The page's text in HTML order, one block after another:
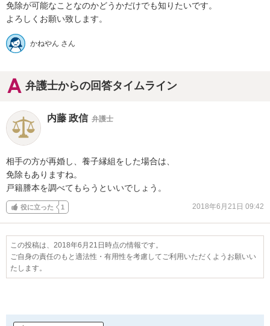
免除が可能なことなのかどうかだけでも知りたいです。
よろしくお願い致します。
かねやん さん
弁護士からの回答タイムライン
内藤 政信 弁護士
相手の方が再婚し、養子縁組をした場合は、
免除もありますね。
戸籍謄本を調べてもらうといいでしょう。
役に立った 1 2018年6月21日 09:42
この投稿は、2018年6月21日時点の情報です。
ご自身の責任のもと適法性・有用性を考慮してご利用いただくようお願いい
たします。